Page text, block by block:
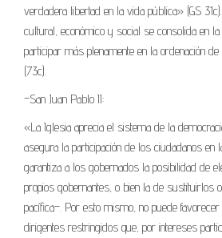
verdadera libertad en la vida pública» (GS
cultural, económico y social se consolida en
participar más plenamente en la ordenación
(73c).
–San Juan Pablo II:
«La Iglesia aprecia el sistema de la
asegura la participación de los ciudadanos en
garantiza a los gobernados la posibilidad de
propios gobernantes, o bien la de sustituirlos
pacífica–. Por esto mismo, no puede
dirigentes restringidos que, por intereses